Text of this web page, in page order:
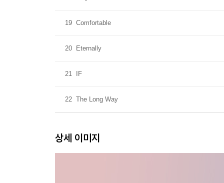
19 Comfortable
20 Eternally
21 IF
22 The Long Way
상세 이미지